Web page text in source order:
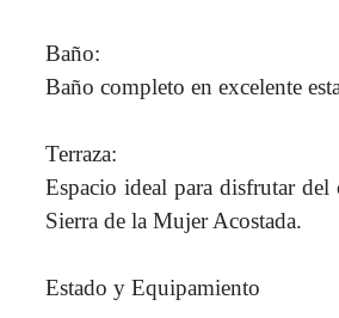
Baño:
Baño completo en excelente
Terraza:
Espacio ideal para disfrutar del
Sierra de la Mujer Acostada.
Estado y Equipamiento